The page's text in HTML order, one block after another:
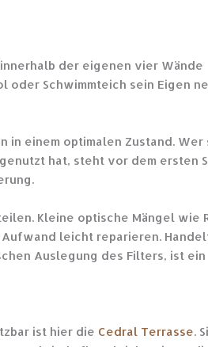
der eigenen vier Wände
oder Schwimmteich sein Eigen
in einem optimalen Zustand. Wer
hat, steht vor dem ersten
Kleine optische Mängel wie
leicht reparieren.
Auslegung des Filters, ist ein
ist hier die Cedral Terrasse.